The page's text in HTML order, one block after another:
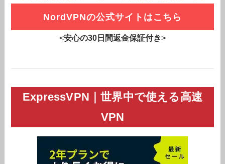
NordVPNの公式サイトはこちら
<安心の30日間返金保証付き>
ExpressVPN｜世界中で使える高速
VPN